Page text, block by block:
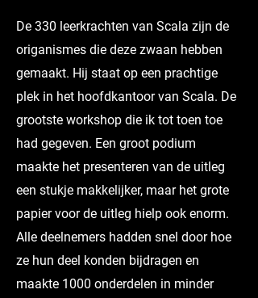
De 330 leerkrachten van Scala zijn de
origanismes die deze zwaan hebben
gemaakt. Hij staat op een prachtige
plek in het hoofdkantoor van Scala. De
grootste workshop die ik tot toen toe
had gegeven. Een groot podium
maakte het presenteren van de uitleg
een stukje makkelijker, maar het grote
papier voor de uitleg hielp ook enorm.
Alle deelnemers hadden snel door hoe
ze hun deel konden bijdragen en
maakte 1000 onderdelen in minder